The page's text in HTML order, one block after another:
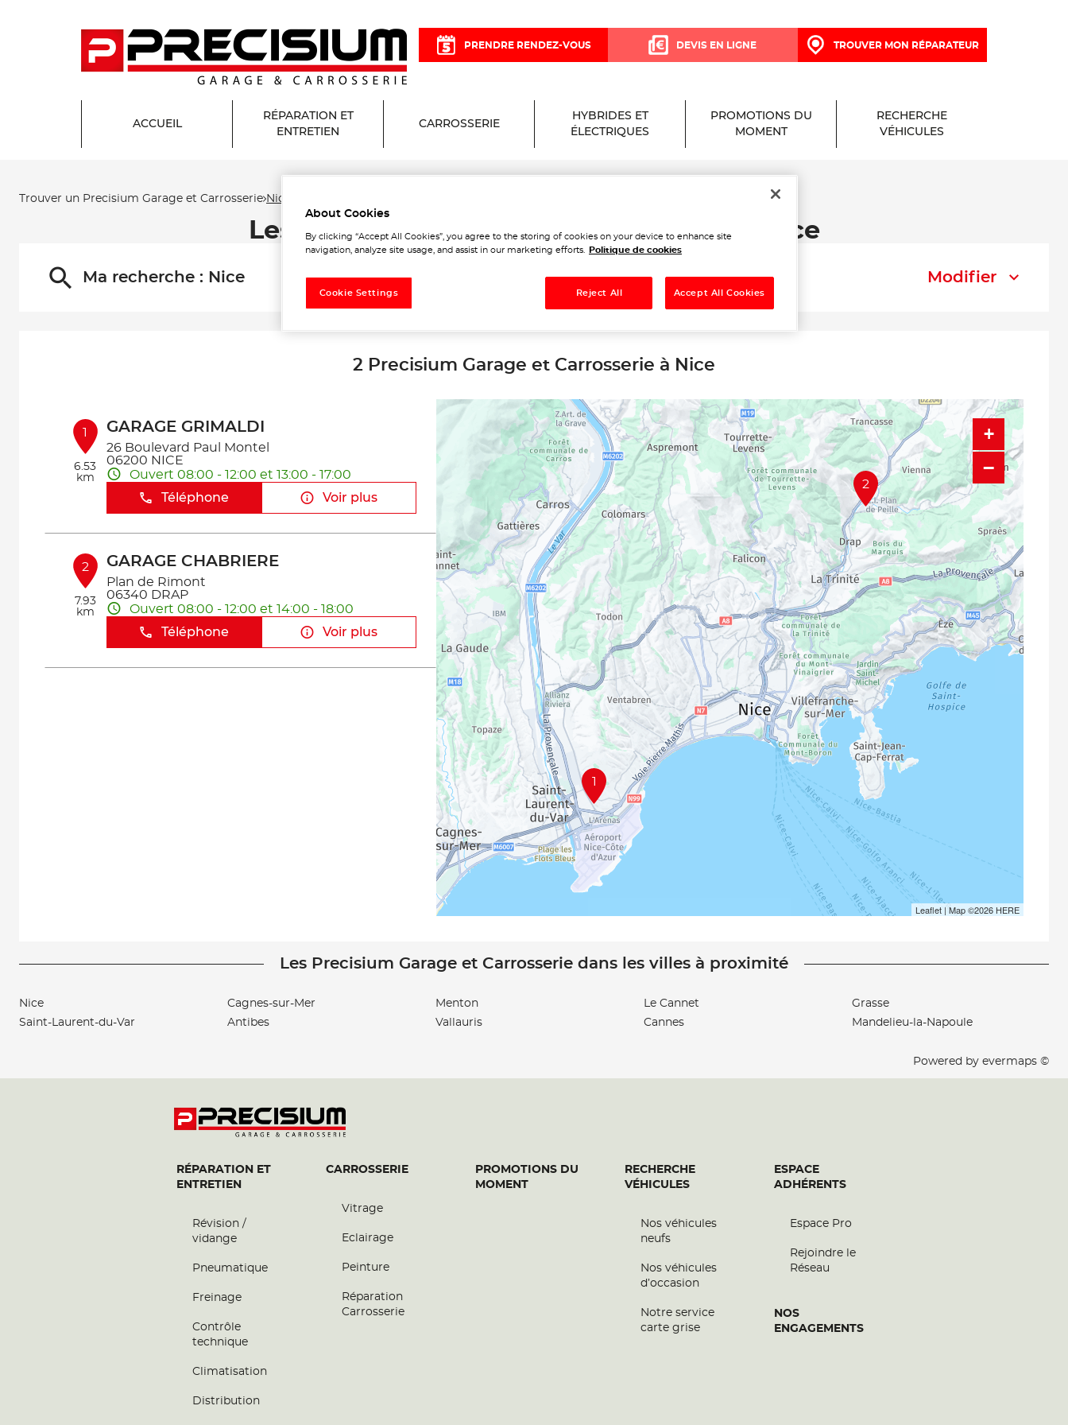
PRENDRE RENDEZ-VOUS DEVIS EN LIGNE TROUVER MON RÉPARATEUR
ACCUEIL
RÉPARATION ET
ENTRETIEN
CARROSSERIE
HYBRIDES ET
ÉLECTRIQUES
PROMOTIONS DU
MOMENT
RECHERCHE
VÉHICULES
Trouver un Precisium Garage et Carrosserie Nice
Les Precisium Garage et Carrosserie à Nice
Ma recherche : Nice Modifier
2 Precisium Garage et Carrosserie à Nice
1
6.53
km
GARAGE GRIMALDI
26 Boulevard Paul Montel
06200 NICE
Ouvert 08:00 - 12:00 et 13:00 - 17:00
Téléphone
Voir plus
2
7.93
km
GARAGE CHABRIERE
Plan de Rimont
06340 DRAP
Ouvert 08:00 - 12:00 et 14:00 - 18:00
Téléphone
Voir plus
2
1
+
−
Leaflet| Map ©2026 HERE
Les Precisium Garage et Carrosserie dans les villes à proximité
Nice
Saint-Laurent-du-Var
Cagnes-sur-Mer
Antibes
Menton
Vallauris
Le Cannet
Cannes
Grasse
Mandelieu-la-Napoule
Powered by evermaps ©
RÉPARATION ET
ENTRETIEN
Révision /
vidange
Pneumatique
Freinage
Contrôle
technique
Climatisation
Distribution
CARROSSERIE
Vitrage
Eclairage
Peinture
Réparation
Carrosserie
PROMOTIONS DU
MOMENT
RECHERCHE
VÉHICULES
Nos véhicules
neufs
Nos véhicules
d’occasion
Notre service
carte grise
ESPACE
ADHÉRENTS
Espace Pro
Rejoindre le
Réseau
NOS
ENGAGEMENTS
About Cookies
By clicking “Accept All Cookies”, you agree to the storing of cookies on your device to enhance site
navigation, analyze site usage, and assist in our marketing efforts.
Politique de cookies
Reject All Accept All Cookies
Cookie Settings